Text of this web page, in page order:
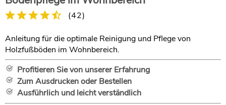
(42)
Anleitung für die optimale Reinigung und Pflege von
Holzfußböden im Wohnbereich.
Profitieren Sie von unserer Erfahrung
Zum Ausdrucken oder Bestellen
Ausführlich und leicht verständlich